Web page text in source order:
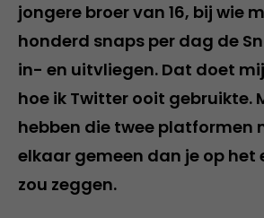
jongere broer van 16, bij wie
honderd snaps per dag de
in- en uitvliegen. Dat doet
hoe ik Twitter ooit gebruikte.
hebben die twee platformen
elkaar gemeen dan je op het
zou zeggen.